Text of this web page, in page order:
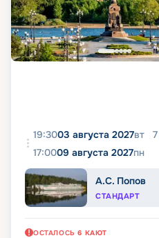
19:3003 августа 2027вт 7
17:0009 августа 2027пн
А.С. Попов
СТАНДАРТ
ОСТАЛОСЬ 6 КАЮТ